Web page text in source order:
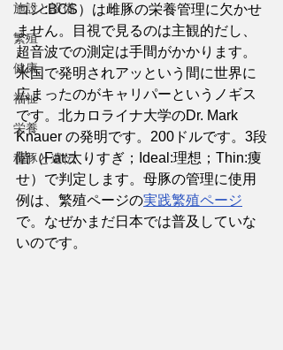
施設と設備
繁殖
健康
福祉
栄養
種豚と遺伝
コン:BCS）は雌豚の栄養管理に欠かせ
ません。目視で見るのは主観的だし、
超音波での測定は手間がかかります。
米国で発明されアッという間に世界に
広まったのがキャリパーというノギス
です。北カロライナ大学のDr. Mark
Knauer の発明です。200ドルです。3段
階（Fat:太りすぎ；Ideal:理想；Thin:痩
せ）で判定します。母豚の管理に使用
例は、繁殖ページの実践繁殖ページ
で。なぜかまだ日本では普及していな
いのです。